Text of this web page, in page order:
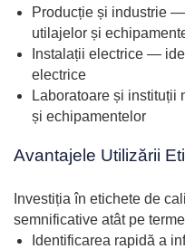
Producție și industrie
utilajelor și
Instalații electrice —
electrice
Laboratoare și
și echipamentelor
Avantajele Utilizării
Investiția în etichete de
semnificative atât pe
Identificarea rapidă a